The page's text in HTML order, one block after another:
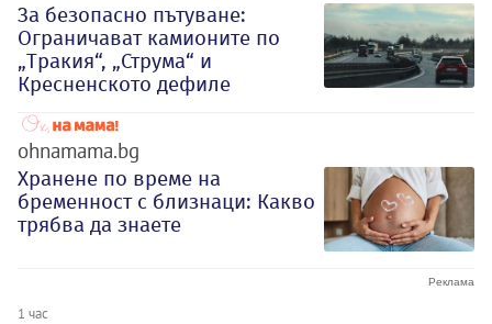
За безопасно пътуване:
Ограничават камионите по
„Тракия“, „Струма“ и
Кресненското дефиле
ohnamama.bg
Хранене по време на
бременност с близнаци: Какво
трябва да знаете
1 час